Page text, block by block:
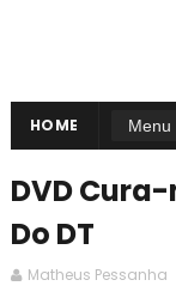
HOME
DVD
Do DT
Matheus Pessanha